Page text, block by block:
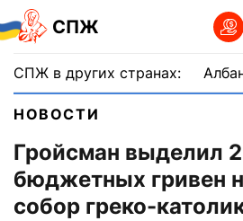
СПЖ
СПЖ в других странах:
НОВОСТИ
Гройсман выделил
бюджетных гривен
собор греко-